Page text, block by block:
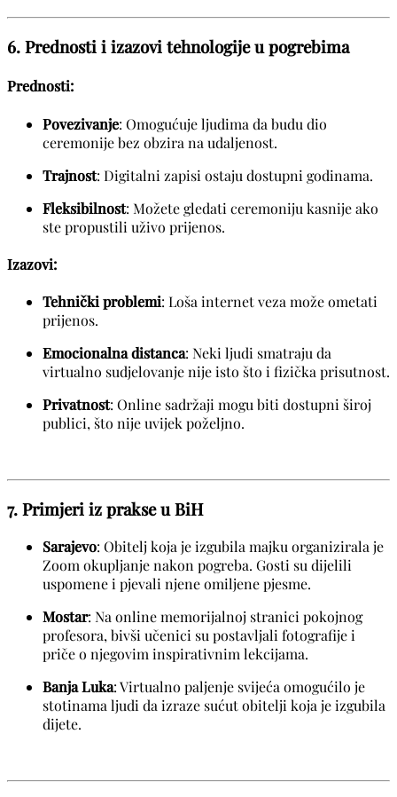
6. Prednosti i izazovi tehnologije u pogrebima
Prednosti:
Povezivanje: Omogućuje ljudima da budu dio
ceremonije bez obzira na udaljenost.
Trajnost: Digitalni zapisi ostaju dostupni godinama.
Fleksibilnost: Možete gledati ceremoniju kasnije ako
ste propustili uživo prijenos.
Izazovi:
Tehnički problemi: Loša internet veza može ometati
prijenos.
Emocionalna distanca: Neki ljudi smatraju da
virtualno sudjelovanje nije isto što i fizička prisutnost.
Privatnost: Online sadržaji mogu biti dostupni široj
publici, što nije uvijek poželjno.
7. Primjeri iz prakse u BiH
Sarajevo: Obitelj koja je izgubila majku organizirala je
Zoom okupljanje nakon pogreba. Gosti su dijelili
uspomene i pjevali njene omiljene pjesme.
Mostar: Na online memorijalnoj stranici pokojnog
profesora, bivši učenici su postavljali fotografije i
priče o njegovim inspirativnim lekcijama.
Banja Luka: Virtualno paljenje svijeća omogućilo je
stotinama ljudi da izraze sućut obitelji koja je izgubila
dijete.